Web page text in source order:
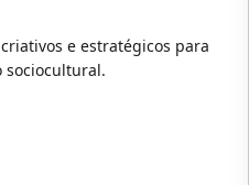
e estratégicos para
sociocultural.